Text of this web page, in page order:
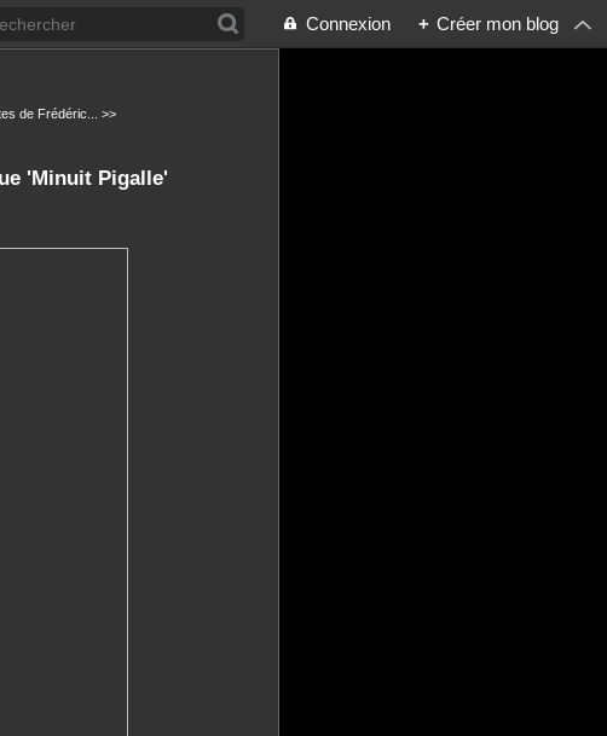
Connexion + Créer mon blog
de Frédéric... >>
'Minuit Pigalle'